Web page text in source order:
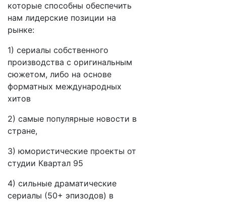
которые способны обеспечить
нам лидерские позиции на
рынке:
1) сериалы собственного
производства с оригинальным
сюжетом, либо на основе
форматных международных
хитов
2) самые популярные новости в
стране,
3) юмористические проекты от
студии Квартал 95
4) сильные драматические
сериалы (50+ эпизодов) в